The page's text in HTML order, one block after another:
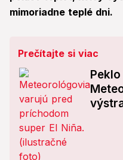
mimoriadne teplé dni.
Prečítajte si viac